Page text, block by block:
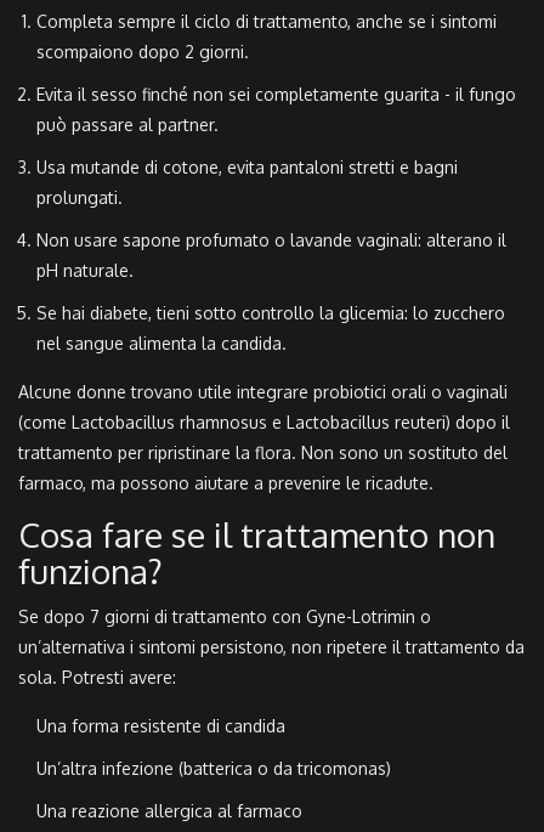
Completa sempre il ciclo di trattamento, anche se i sintomi
scompaiono dopo 2 giorni.
Evita il sesso finché non sei completamente guarita - il fungo
può passare al partner.
Usa mutande di cotone, evita pantaloni stretti e bagni
prolungati.
Non usare sapone profumato o lavande vaginali: alterano il
pH naturale.
Se hai diabete, tieni sotto controllo la glicemia: lo zucchero
nel sangue alimenta la candida.
Alcune donne trovano utile integrare probiotici orali o vaginali
(come Lactobacillus rhamnosus e Lactobacillus reuteri) dopo il
trattamento per ripristinare la flora. Non sono un sostituto del
farmaco, ma possono aiutare a prevenire le ricadute.
Cosa fare se il trattamento non
funziona?
Se dopo 7 giorni di trattamento con Gyne-Lotrimin o
un’alternativa i sintomi persistono, non ripetere il trattamento da
sola. Potresti avere:
Una forma resistente di candida
Un’altra infezione (batterica o da tricomonas)
Una reazione allergica al farmaco